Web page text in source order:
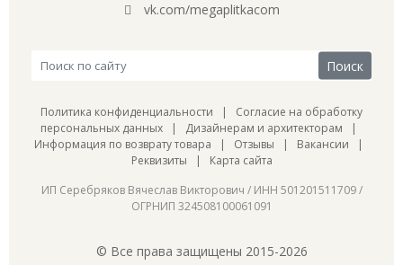
vk.com/megaplitkacom
Политика конфиденциальности | Согласие на обработку
персональных данных | Дизайнерам и архитекторам |
Информация по возврату товара | Отзывы | Вакансии |
Реквизиты | Карта сайта
ИП Серебряков Вячеслав Викторович / ИНН 501201511709 /
ОГРНИП 324508100061091
© Все права защищены 2015-2026